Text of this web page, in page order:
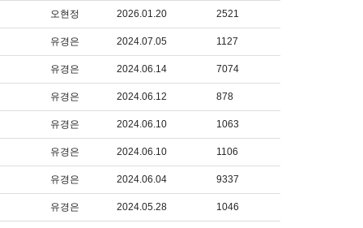
오현정 2026.01.20 2521
유경은 2024.07.05 1127
유경은 2024.06.14 7074
유경은 2024.06.12 878
유경은 2024.06.10 1063
유경은 2024.06.10 1106
유경은 2024.06.04 9337
유경은 2024.05.28 1046